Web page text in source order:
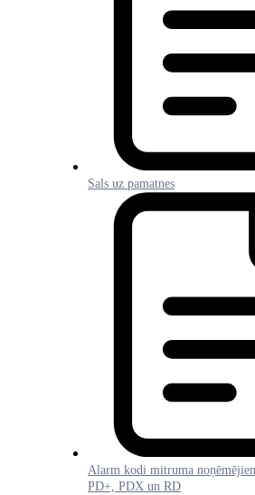
Sals uz pamatnes
Alarm kodi mitruma
PD+, PDX un RD